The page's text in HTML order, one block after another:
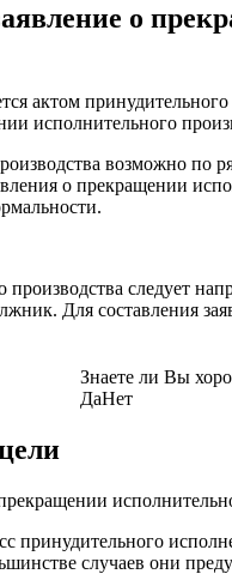
о
актом
исполнительного
возможно по
о прекращении
следует
Для составления
Знаете ли Вы
ДаНет
принудительного
случаев они